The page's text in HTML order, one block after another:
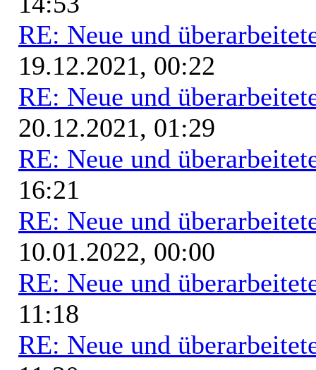
RE: Neue und
19.12.2021, 00:22
RE: Neue und
20.12.2021, 01:29
RE: Neue und
16:21
RE: Neue und
10.01.2022, 00:00
RE: Neue und
11:18
RE: Neue und